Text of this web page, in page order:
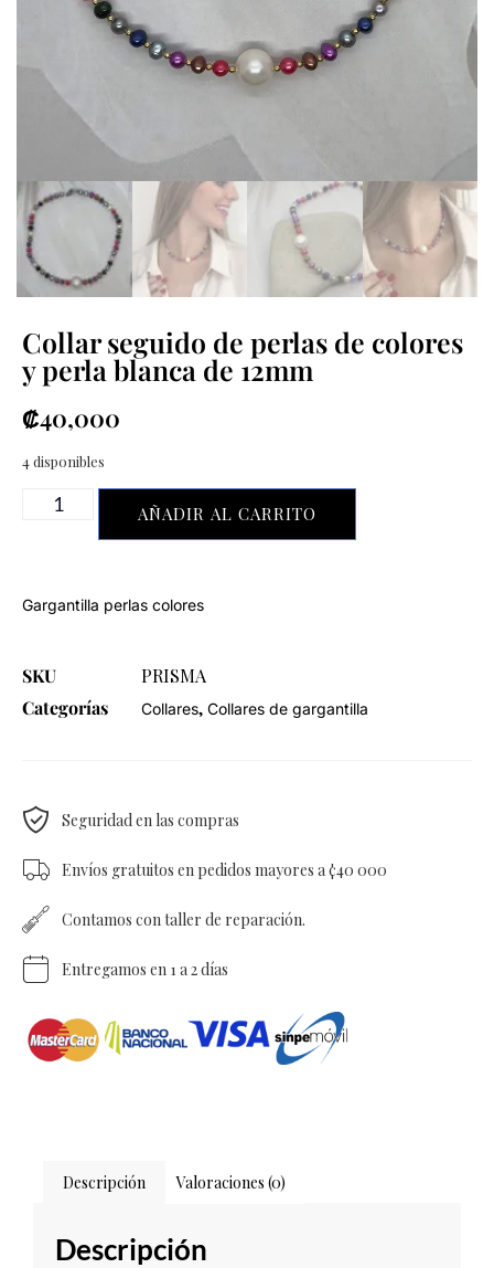
Collar seguido de perlas de colores
y perla blanca de 12mm
₡40,000
4 disponibles
AÑADIR AL CARRITO
Gargantilla perlas colores
SKU
PRISMA
Categorías
Collares, Collares de gargantilla
Seguridad en las compras
Envíos gratuitos en pedidos mayores a ¢40 000
Contamos con taller de reparación.
Entregamos en 1 a 2 días
Descripción Valoraciones (0)
Descripción